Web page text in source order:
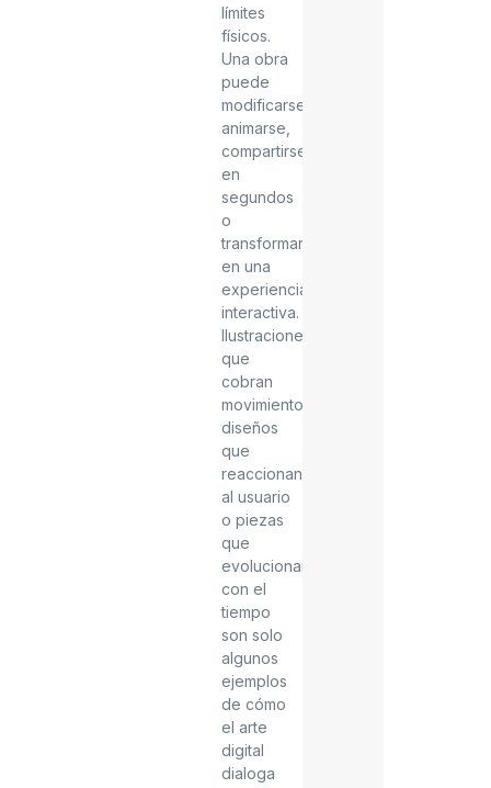
límites
físicos.
Una obra
puede
modificarse,
animarse,
compartirse
en
segundos
o
transformarse
en una
experiencia
interactiva.
Ilustraciones
que
cobran
movimiento,
diseños
que
reaccionan
al usuario
o piezas
que
evolucionan
con el
tiempo
son solo
algunos
ejemplos
de cómo
el arte
digital
dialoga